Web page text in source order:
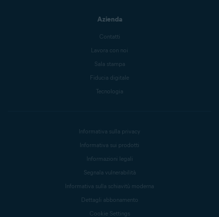
Azienda
Contatti
Lavora con noi
Sala stampa
Fiducia digitale
Tecnologia
Informativa sulla privacy
Informativa sui prodotti
Informazioni legali
Segnala vulnerabilità
Informativa sulla schiavitù moderna
Dettagli abbonamento
Cookie Settings